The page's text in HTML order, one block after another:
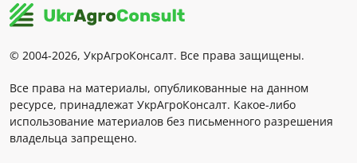
© 2004-2026, УкрАгроКонсалт. Все права защищены.
Все права на материалы, опубликованные на данном
ресурсе, принадлежат УкрАгроКонсалт. Какое-либо
использование материалов без письменного разрешения
владельца запрещено.